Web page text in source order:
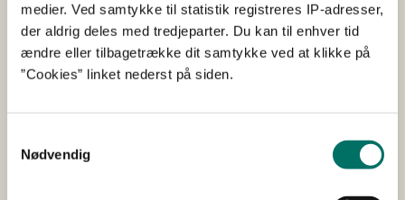
medier. Ved samtykke til statistik registreres IP-adresser,
der aldrig deles med tredjeparter. Du kan til enhver tid
ændre eller tilbagetrække dit samtykke ved at klikke på
”Cookies” linket nederst på siden.
Nødvendig
tid, hvornår fristen er og kan tilrettelægge
arbejdet derefter.”
Fakta
Ansøgningsfristen til Fælleskema 2023 bliver